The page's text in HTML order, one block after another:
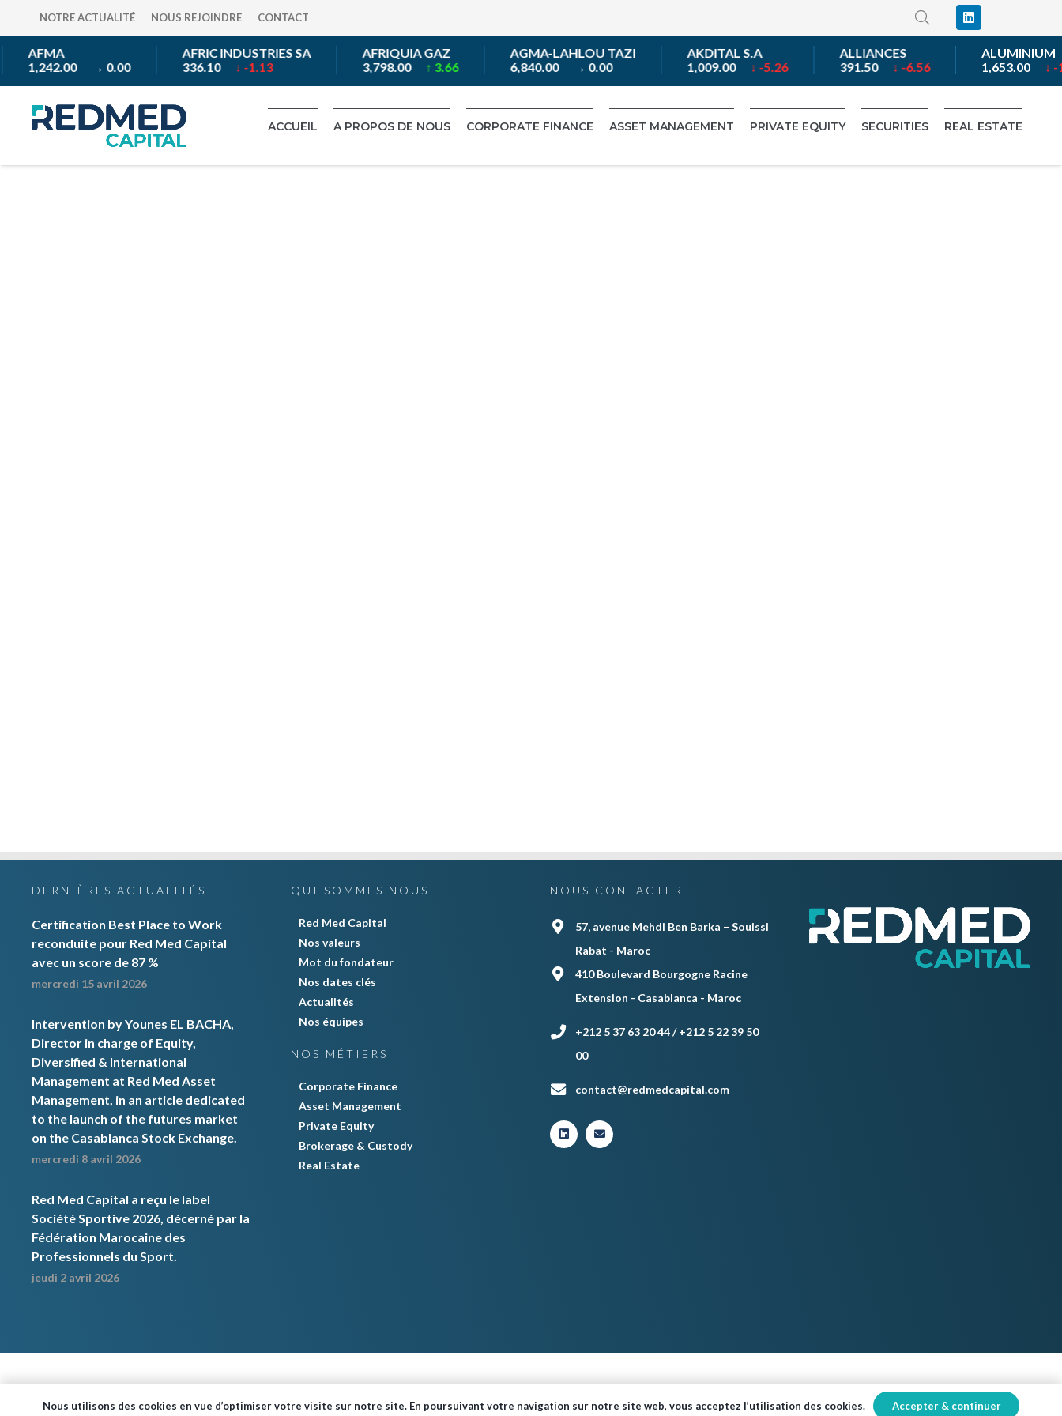
NOTRE ACTUALITÉ NOUS REJOINDRE CONTACT
AFMA
1,242.00→ 0.00
AFRIC INDUSTRIES SA
336.10↓ -1.13
AFRIQUIA GAZ
3,798.00↑ 3.66
AGMA-LAHLOU TAZI
6,840.00→ 0.00
AKDITAL S.A
1,009.00↓ -5.26
ALLIANCES
391.50↓ -6.56
ALUMINIUM
1,653.00↓ -
ACCUEIL A PROPOS DE NOUS CORPORATE FINANCE ASSET MANAGEMENT PRIVATE EQUITY SECURITIES REAL ESTATE
DERNIÈRES ACTUALITÉS
Certification Best Place to Work
reconduite pour Red Med Capital
avec un score de 87 %
mercredi 15 avril 2026
Intervention by Younes EL BACHA,
Director in charge of Equity,
Diversified & International
Management at Red Med Asset
Management, in an article dedicated
to the launch of the futures market
on the Casablanca Stock Exchange.
mercredi 8 avril 2026
Red Med Capital a reçu le label
Société Sportive 2026, décerné par la
Fédération Marocaine des
Professionnels du Sport.
jeudi 2 avril 2026
QUI SOMMES NOUS
Red Med Capital
Nos valeurs
Mot du fondateur
Nos dates clés
Actualités
Nos équipes
NOS MÉTIERS
Corporate Finance
Asset Management
Private Equity
Brokerage & Custody
Real Estate
NOUS CONTACTER
57, avenue Mehdi Ben Barka – Souissi
Rabat - Maroc
410 Boulevard Bourgogne Racine
Extension - Casablanca - Maroc
+212 5 37 63 20 44 / +212 5 22 39 50
00
contact@redmedcapital.com
Nous utilisons des cookies en vue d’optimiser votre visite sur notre site. En poursuivant votre navigation sur notre site web, vous acceptez l’utilisation des cookies.
Accepter & continuer